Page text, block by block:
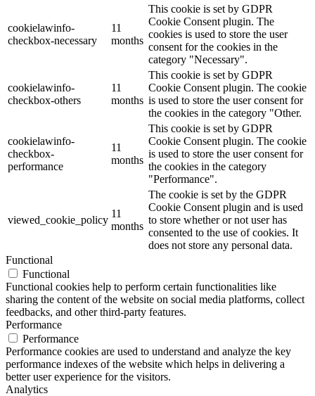
cookielawinfo-
checkbox-necessary
11
months
This cookie is set by GDPR
Cookie Consent plugin. The
cookies is used to store the user
consent for the cookies in the
category "Necessary".
cookielawinfo-
checkbox-others
11
months
This cookie is set by GDPR
Cookie Consent plugin. The cookie
is used to store the user consent for
the cookies in the category "Other.
cookielawinfo-
checkbox-
performance
11
months
This cookie is set by GDPR
Cookie Consent plugin. The cookie
is used to store the user consent for
the cookies in the category
"Performance".
viewed_cookie_policy
11
months
The cookie is set by the GDPR
Cookie Consent plugin and is used
to store whether or not user has
consented to the use of cookies. It
does not store any personal data.
Functional
Functional
Functional cookies help to perform certain functionalities like
sharing the content of the website on social media platforms, collect
feedbacks, and other third-party features.
Performance
Performance
Performance cookies are used to understand and analyze the key
performance indexes of the website which helps in delivering a
better user experience for the visitors.
Analytics